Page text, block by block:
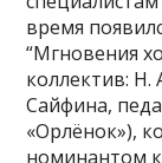
время
“Мгновения
коллектив: Н.
Сайфина,
«Орлёнок»),
номинантом